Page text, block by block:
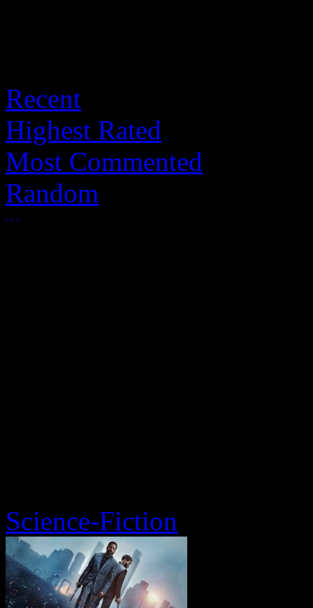
Recent
Highest Rated
Most Commented
Random
Science-Fiction